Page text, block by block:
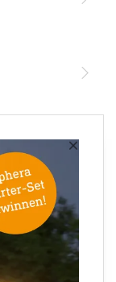
×